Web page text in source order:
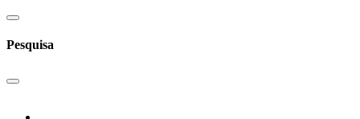
Pesquisa